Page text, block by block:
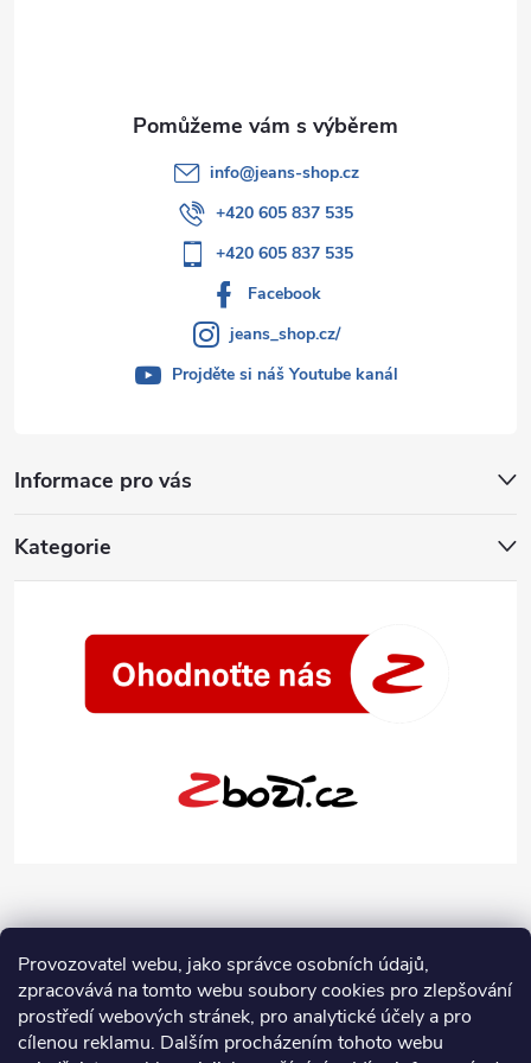
Provozovatel webu, jako správce osobních údajů,
zpracovává na tomto webu soubory cookies pro zlepšování
prostředí webových stránek, pro analytické účely a pro
cílenou reklamu. Dalším procházením tohoto webu
Informace pro vás
Kategorie
info@jeans-shop.cz
+420 605 837 535
+420 605 837 535
Facebook
jeans_shop.cz/
Projděte si náš Youtube kanál